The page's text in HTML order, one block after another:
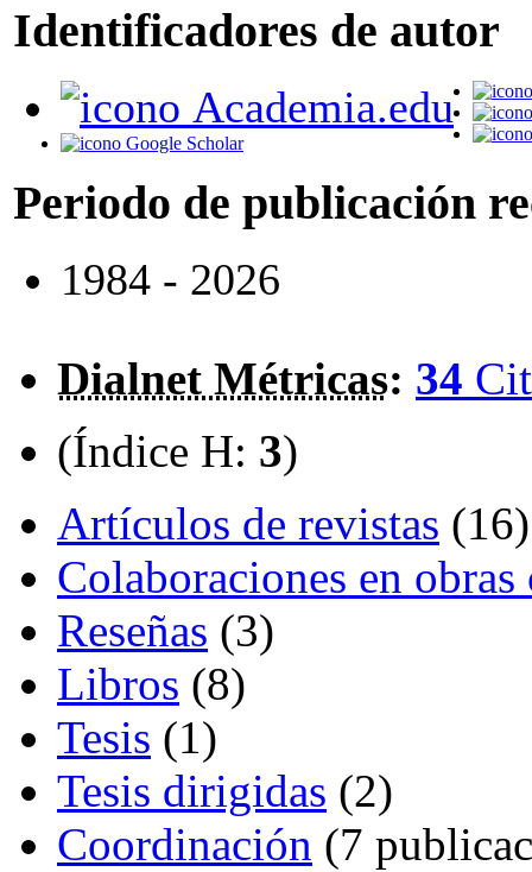
Identificadores de autor
Academia.edu
Google Scholar
Periodo de publicación
1984 - 2026
Dialnet Métricas: 34
(Índice H: 3)
Artículos de revistas (16)
Colaboraciones en
Reseñas (3)
Libros (8)
Tesis (1)
Tesis dirigidas (2)
Coordinación (7